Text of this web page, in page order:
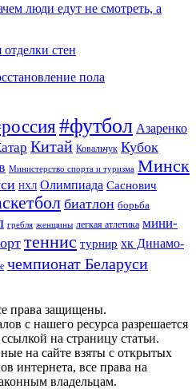
люди едут не смотреть, а
стен
пола
#футбол Азаренко
Китай Ковальчук Кубок
Министерство спорта и туризма Минск
НХЛ Олимпиада Саснович
биатлон борьба
гребля женщины легкая атлетика мини-
теннис турнир хк Динамо-
чемпионат Беларуси
права защищены.
с нашего ресурса разрешается
на страницу статьи.
на сайте взяты с открытых
интернета, все права на
владельцам.